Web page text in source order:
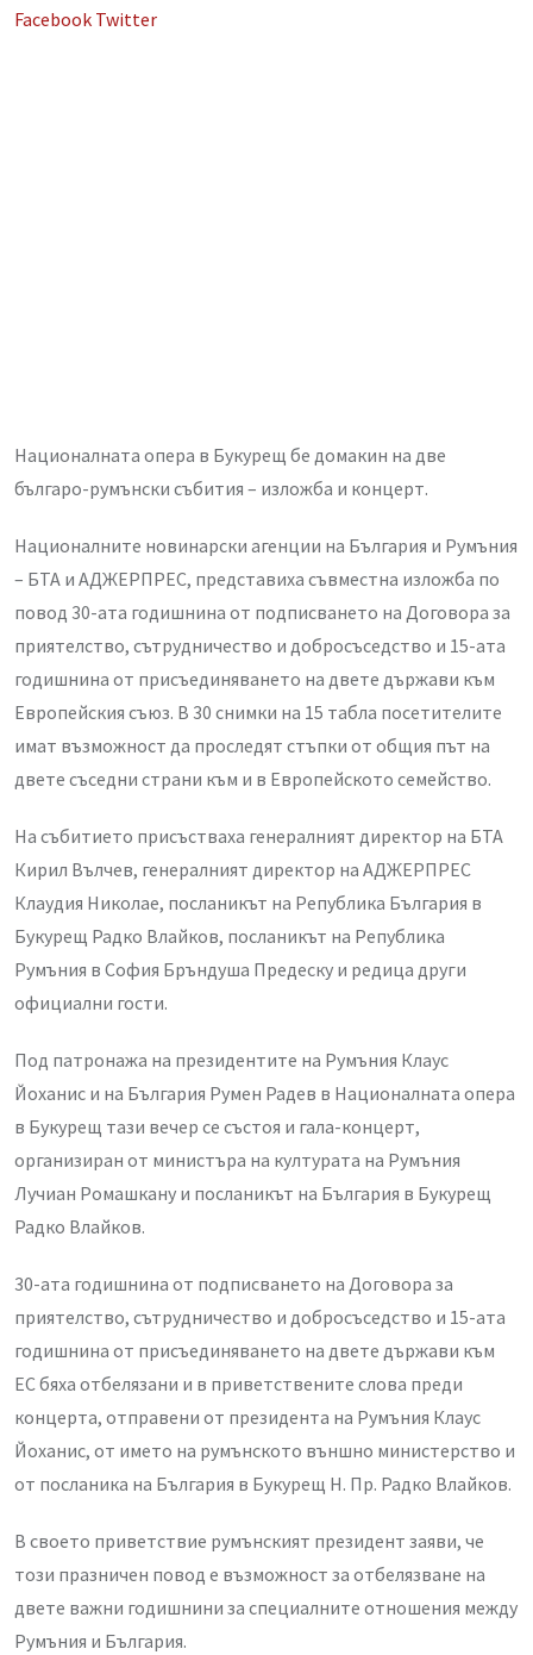
Facebook TwitterLinkedIn
Whatsapp
Share
Националната опера в Букурещ бе домакин на две
българо-румънски събития – изложба и концерт.
Националните новинарски агенции на България и Румъния
– БТА и АДЖЕРПРЕС, представиха съвместна изложба по
повод 30-ата годишнина от подписването на Договора за
приятелство, сътрудничество и добросъседство и 15-ата
годишнина от присъединяването на двете държави към
Европейския съюз. В 30 снимки на 15 табла посетителите
имат възможност да проследят стъпки от общия път на
двете съседни страни към и в Европейското семейство.
На събитието присъстваха генералният директор на БТА
Кирил Вълчев, генералният директор на АДЖЕРПРЕС
Клаудия Николае, посланикът на Република България в
Букурещ Радко Влайков, посланикът на Република
Румъния в София Бръндуша Предеску и редица други
официални гости.
Под патронажа на президентите на Румъния Клаус
Йоханис и на България Румен Радев в Националната опера
в Букурещ тази вечер се състоя и гала-концерт,
организиран от министъра на културата на Румъния
Лучиан Ромашкану и посланикът на България в Букурещ
Радко Влайков.
30-ата годишнина от подписването на Договора за
приятелство, сътрудничество и добросъседство и 15-ата
годишнина от присъединяването на двете държави към
ЕС бяха отбелязани и в приветствените слова преди
концерта, отправени от президента на Румъния Клаус
Йоханис, от името на румънското външно министерство и
от посланика на България в Букурещ Н. Пр. Радко Влайков.
В своето приветствие румънският президент заяви, че
този празничен повод е възможност за отбелязване на
двете важни годишнини за специалните отношения между
Румъния и България.